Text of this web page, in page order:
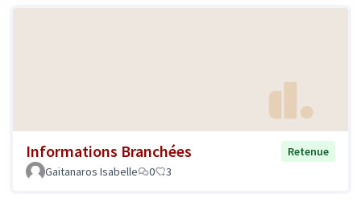
Informations Branchées
Retenue
Gaitanaros Isabelle
0 3